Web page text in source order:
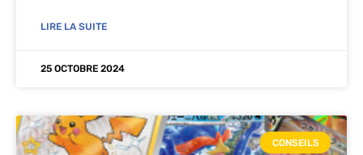
LIRE LA SUITE
25 OCTOBRE 2024
CONSEILS